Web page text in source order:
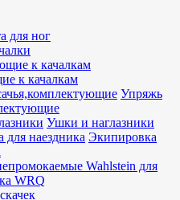
для ног
к качалкам
Упряжь
Ушки и наглазники
Экипировка
Wahlstein для
WRQ